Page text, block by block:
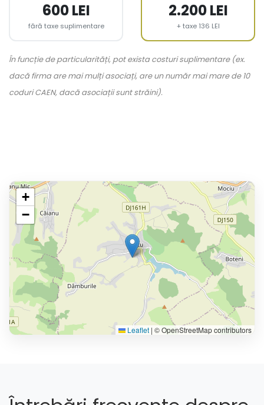
600 LEI
fără taxe suplimentare
2.200 LEI
+ taxe 136 LEI
În funcție de particularități, pot exista costuri suplimentare (ex.
dacă firma are mai mulți asociați, are un număr mai mare de 10
coduri CAEN, dacă asociații sunt străini).
+
−
Leaflet | © OpenStreetMap contributors